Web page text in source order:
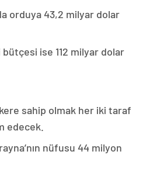
orduya 43,2 milyar dolar
bütçesi ise 112 milyar dolar
sahip olmak her iki taraf
edecek.
nüfusu 44 milyon